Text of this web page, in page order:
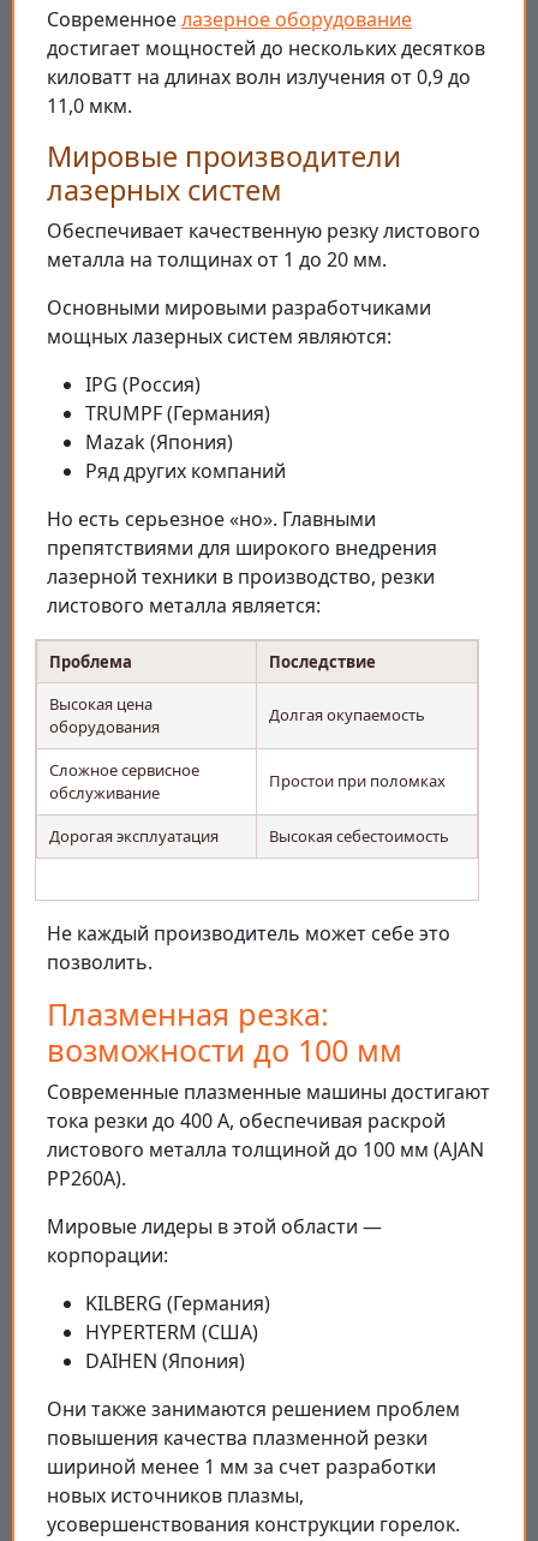
Современноелазерное оборудование
достигает мощностей до нескольких десятков
киловатт на длинах волн излучения от 0,9 до
11,0 мкм.
Мировые производители
лазерных систем
Обеспечивает качественную резку листового
металла на толщинах от 1 до 20 мм.
Основными мировыми разработчиками
мощных лазерных систем являются:
IPG (Россия)
TRUMPF (Германия)
Mazak (Япония)
Ряд других компаний
Но есть серьезное «но». Главными
препятствиями для широкого внедрения
лазерной техники в производство, резки
листового металла является:
Проблема
Последствие
Высокая цена
оборудования
Долгая окупаемость
Сложное сервисное
обслуживание
Простои при поломках
Дорогая эксплуатация Высокая себестоимость
Не каждый производитель может себе это
позволить.
Плазменная резка:
возможности до 100 мм
Современные плазменные машины достигают
тока резки до 400 А, обеспечивая раскрой
листового металла толщиной до 100 мм (AJAN
PP260A).
Мировые лидеры в этой области —
корпорации:
KILBERG (Германия)
HYPERTERM (США)
DAIHEN (Япония)
Они также занимаются решением проблем
повышения качества плазменной резки
шириной менее 1 мм за счет разработки
новых источников плазмы,
усовершенствования конструкции горелок.